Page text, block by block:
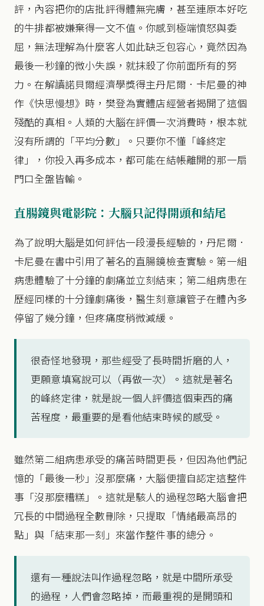
評，內容把你的店批評得體無完膚，甚至連原本好吃
的牛排都被嫌棄得一文不值。你感到極端憤怒與委
屈，無法理解為什麼客人如此缺乏包容心，竟然因為
最後一秒鐘的微小失誤，就抹殺了你前面所有的努
力。在解讀諾貝爾經濟學獎得主丹尼爾．卡尼曼的神
作《快思慢想》時，樊登為實體店經營者揭開了這個
殘酷的真相。人類的大腦在評價一次消費時，根本就
沒有所謂的「平均分數」。只要你不懂「峰終定
律」，你投入再多成本，都可能在結帳離開的那一扇
門口全盤皆輸。
直腸鏡與電影院：大腦只記得開頭和結尾
為了說明大腦是如何評估一段漫長經驗的，丹尼爾．
卡尼曼在書中引用了著名的直腸鏡檢查實驗。第一組
病患體驗了十分鐘的劇痛並立刻結束；第二組病患在
歷經同樣的十分鐘劇痛後，醫生刻意讓管子在體內多
停留了幾分鐘，但疼痛度稍微減緩。
很奇怪地發現，那些經受了長時間折磨的人，
更願意填寫說可以（再做一次）。這就是著名
的峰終定律，就是說一個人評價這個東西的痛
苦程度，最重要的是看他結束時候的感受。
雖然第二組病患承受的痛苦時間更長，但因為他們記
憶的「最後一秒」沒那麼痛，大腦便擅自認定這整件
事「沒那麼糟糕」。這就是駭人的過程忽略大腦會把
冗長的中間過程全數刪除，只提取「情緒最高昂的
點」與「結束那一刻」來當作整件事的總分。
還有一種說法叫作過程忽略，就是中間所承受
的過程，人們會忽略掉，而最重視的是開頭和